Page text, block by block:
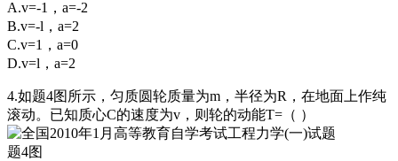
A.v=-1，a=-2
B.v=-l，a=2
C.v=1，a=0
D.v=l，a=2
4.如题4图所示，匀质圆轮质量为m，半径为R，在地面上作纯
滚动。已知质心C的速度为v，则轮的动能T=（ ）
题4图